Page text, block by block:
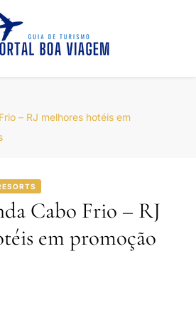
– RJ melhores hotéis em
Cabo Frio – RJ
em promoção